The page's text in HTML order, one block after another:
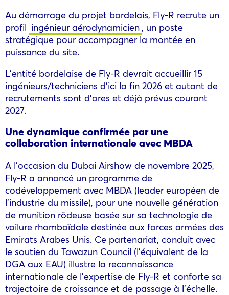
Au démarrage du projet bordelais, Fly-R recrute un
profil ingénieur aérodynamicien , un poste
stratégique pour accompagner la montée en
puissance du site.
L’entité bordelaise de Fly-R devrait accueillir 15
ingénieurs/techniciens d’ici la fin 2026 et autant de
recrutements sont d’ores et déjà prévus courant
2027.
Une dynamique confirmée par une
collaboration internationale avec MBDA
A l’occasion du Dubai Airshow de novembre 2025,
Fly-R a annoncé un programme de
codéveloppement avec MBDA (leader européen de
l’industrie du missile), pour une nouvelle génération
de munition rôdeuse basée sur sa technologie de
voilure rhomboïdale destinée aux forces armées des
Emirats Arabes Unis. Ce partenariat, conduit avec
le soutien du Tawazun Council (l’équivalent de la
DGA aux EAU) illustre la reconnaissance
internationale de l’expertise de Fly-R et conforte sa
trajectoire de croissance et de passage à l’échelle.